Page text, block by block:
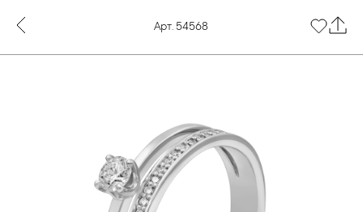
Арт. 54568